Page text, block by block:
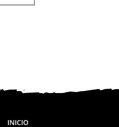
INICIO